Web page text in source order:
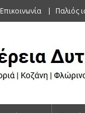
Επικοινωνία Παλιός